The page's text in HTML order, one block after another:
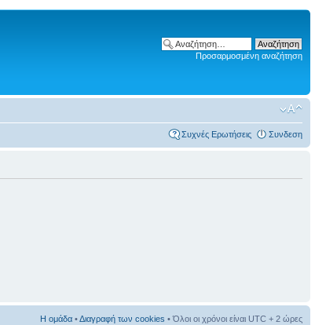
Προσαρμοσμένη αναζήτηση
Συχνές Ερωτήσεις Συνδεση
Η ομάδα •Διαγραφή των cookies • Όλοι οι χρόνοι είναι UTC + 2 ώρες